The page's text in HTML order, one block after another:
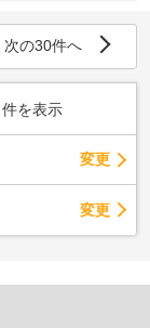
次の30件へ
件を表示
変更
変更